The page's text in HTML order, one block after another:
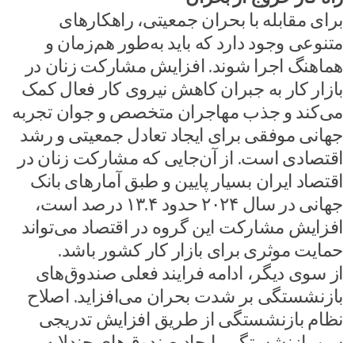
برای مقابله با بحران جمعیتی، راهکارهای
متنوعی وجود دارد که باید به‌طور هم‌زمان و
هماهنگ اجرا شوند. افزایش مشارکت زنان در
بازار کار به جبران کاهش نیروی کار فعال کمک
می‌کند و جذب مهاجران متخصص و جوان تجربه
جهانی موفقی برای ایجاد تعادل جمعیتی و رشد
اقتصادی است. از آن‌جایی که مشارکت زنان در
اقتصاد ایران بسیار پایین و طبق آمارهای بانک
جهانی در سال ۲۰۲۴ حدود ۱۳.۴ درصد است،
افزایش مشارکت این گروه در اقتصاد می‌تواند
حمایت موثری برای بازار کار کشور باشد.
از سوی دیگر، ادامه فرایند فعلی صندوق‌های
بازنشستگی بر شدت بحران می‌افزاید. اصلاح
نظام بازنشستگی از طریق افزایش تدریجی